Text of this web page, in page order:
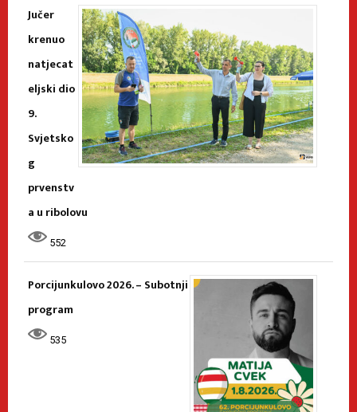
Jučer
krenuo
natjecat
eljski dio
9.
Svjetsko
g
prvenstv
a u ribolovu
552
Porcijunkulovo 2026. – Subotnji
program
535